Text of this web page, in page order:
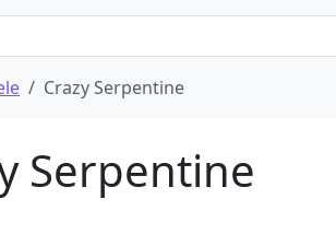
Crazy Serpentine
Serpentine